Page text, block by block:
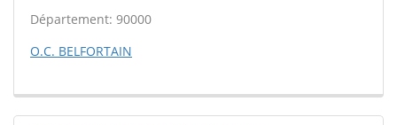
Département: 90000
O.C. BELFORTAIN